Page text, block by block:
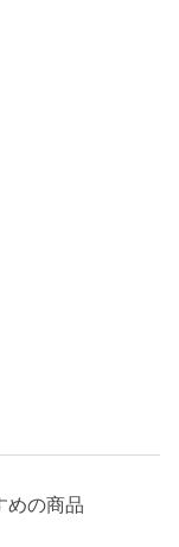
めの商品